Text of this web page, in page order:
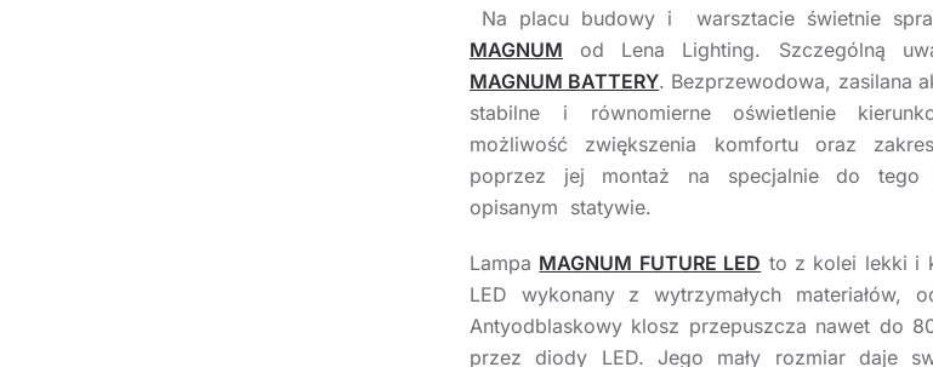
Na placu budowy i warsztacie świetnie
MAGNUM od Lena Lighting. Szczególną
MAGNUM BATTERY. Bezprzewodowa, zasilana
stabilne i równomierne oświetlenie
możliwość zwiększenia komfortu oraz
poprzez jej montaż na specjalnie do tego
opisanym statywie.
Lampa MAGNUM FUTURE LED to z kolei lekki i
LED wykonany z wytrzymałych materiałów,
Antyodblaskowy klosz przepuszcza nawet do
przez diody LED. Jego mały rozmiar daje